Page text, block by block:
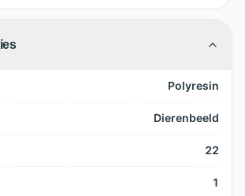
Polyresin
Dierenbeeld
22
1